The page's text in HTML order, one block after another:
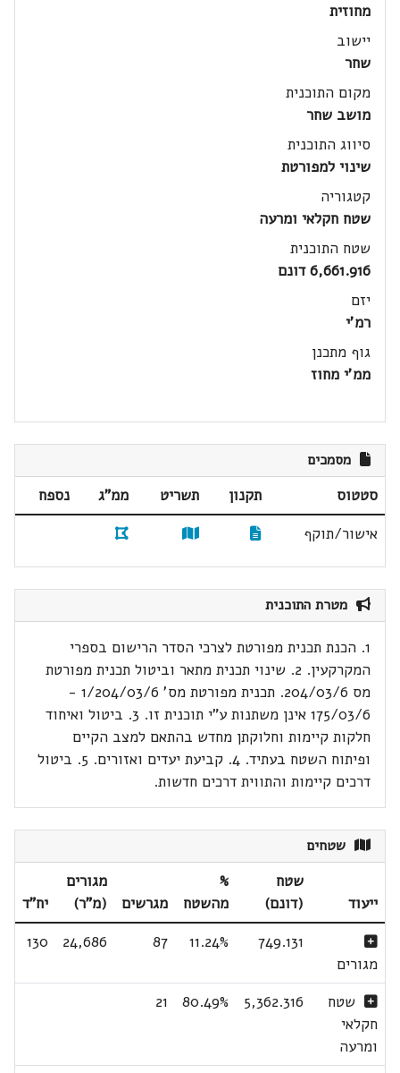
מחוזית
יישוב
שחר
מקום התוכנית
מושב שחר
סיווג התוכנית
שינוי למפורטת
קטגוריה
שטח חקלאי ומרעה
שטח התוכנית
6,661.916 דונם
יזם
רמ'י
גוף מתכנן
ממ'י מחוז
מסמכים
סטטוס תקנון תשריט ממ"ג
נספח
אישור/תוקף
מטרת התוכנית
1. הכנת תכנית מפורטת לצרכי הסדר הרישום בספרי
המקרקעין. 2. שינוי תכנית מתאר וביטול תכנית מפורטת
מס 204/03/6. תכנית מפורטת מס' 1/204/03/6 -
175/03/6 אינן משתנות ע"י תוכנית זו. 3. ביטול ואיחוד
חלקות קיימות וחלוקתן מחדש בהתאם למצב הקיים
ופיתוח השטח בעתיד. 4. קביעת יעדים ואזורים. 5. ביטול
דרכים קיימות והתווית דרכים חדשות.
שטחים
ייעוד
שטח
(דונם)
%
מהשטח
מגרשים
מגורים
(מ"ר)
יח"ד
מגורים
749.131
11.24%
87
24,686
130
שטח
חקלאי
ומרעה
5,362.316
80.49%
21